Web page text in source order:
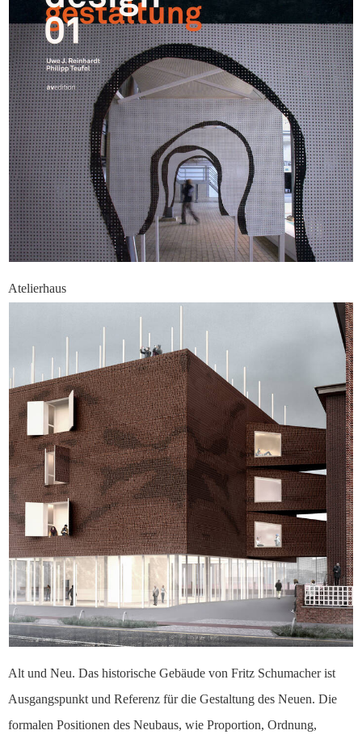
Atelierhaus
Alt und Neu. Das historische Gebäude von Fritz Schumacher ist
Ausgangspunkt und Referenz für die Gestaltung des Neuen. Die
formalen Positionen des Neubaus, wie Proportion, Ordnung,